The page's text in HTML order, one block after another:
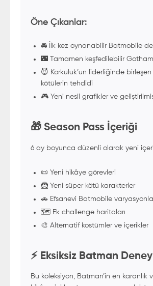
Öne Çıkanlar:
🚘 İlk kez oynanabilir Batmobile
🌃 Tamamen keşfedilebilir
😈 Korkuluk’un liderliğinde
kötülerin tehdidi
🎮 Yeni nesil grafikler ve
🎁 Season Pass İçeriği
6 ay boyunca düzenli olarak yeni
📜 Yeni hikâye görevleri
🦹 Yeni süper kötü karakterler
🚗 Efsanevi Batmobile
🗺️ Ek challenge haritaları
🎨 Alternatif kostümler ve içerikler
⚡ Eksiksiz Batman
Bu koleksiyon, Batman’in en karanlık